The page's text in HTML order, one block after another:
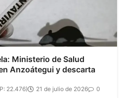
Ministerio de Salud
Anzoátegui y descarta
22.476) 21 de julio de 2026 0